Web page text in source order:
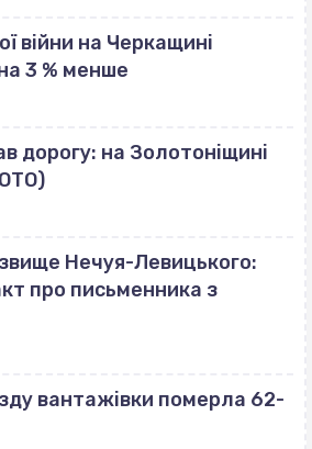
війни на Черкащині
3 % менше
дорогу: на Золотоніщині
Нечуя-Левицького:
про письменника з
вантажівки померла 62-